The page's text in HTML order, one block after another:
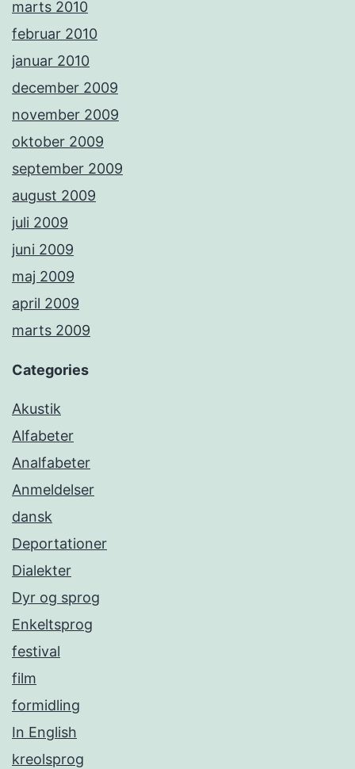
marts 2010
februar 2010
januar 2010
december 2009
november 2009
oktober 2009
september 2009
august 2009
juli 2009
juni 2009
maj 2009
april 2009
marts 2009
Categories
Akustik
Alfabeter
Analfabeter
Anmeldelser
dansk
Deportationer
Dialekter
Dyr og sprog
Enkeltsprog
festival
film
formidling
In English
kreolsprog